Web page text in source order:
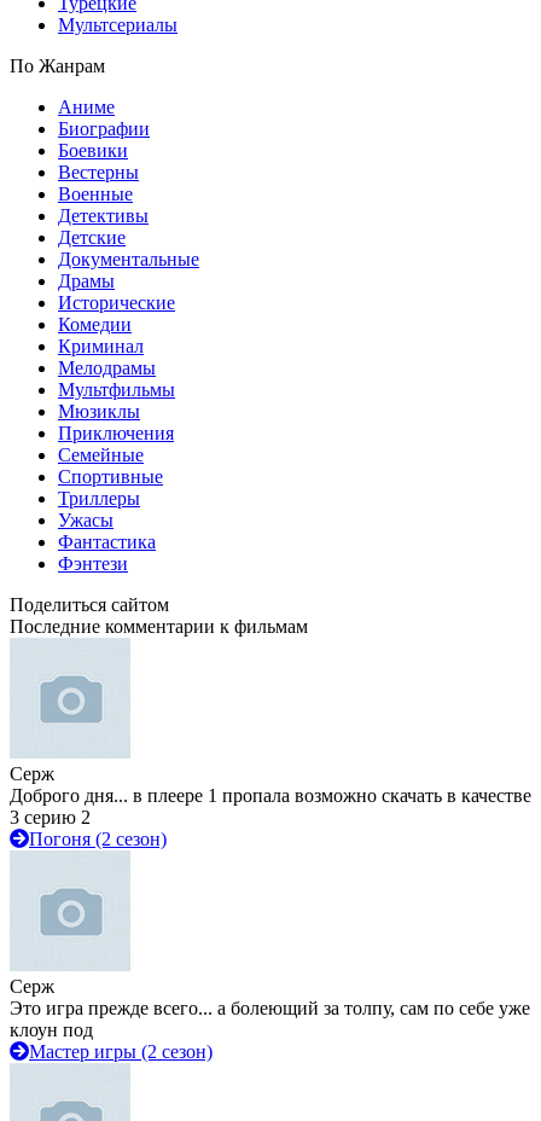
Мультсериалы
По Жанрам
Аниме
Биографии
Боевики
Вестерны
Военные
Детективы
Детские
Документальные
Драмы
Исторические
Комедии
Криминал
Мелодрамы
Мультфильмы
Мюзиклы
Приключения
Семейные
Спортивные
Триллеры
Ужасы
Фантастика
Фэнтези
Поделиться сайтом
Последние комментарии к фильмам
Серж
Доброго дня... в плеере 1 пропала возможно скачать в качестве
3 серию 2
Погоня (2 сезон)
Серж
Это игра прежде всего... а болеющий за толпу, сам по себе уже
клоун под
Мастер игры (2 сезон)